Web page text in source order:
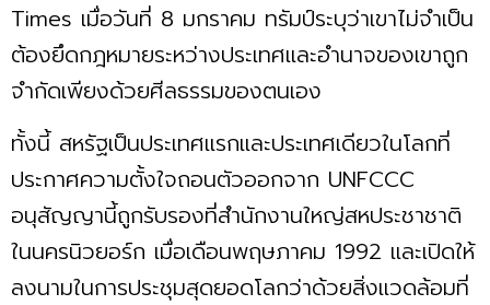
Times เมื่อวันที่ 8 มกราคม ทรัมป์ระบุว่าเขาไม่จำเป็น
ต้องยึดกฎหมายระหว่างประเทศและอำนาจของเขาถูก
จำกัดเพียงด้วยศีลธรรมของตนเอง
ทั้งนี้ สหรัฐเป็นประเทศแรกและประเทศเดียวในโลกที่
ประกาศความตั้งใจถอนตัวออกจาก UNFCCC
อนุสัญญานี้ถูกรับรองที่สำนักงานใหญ่สหประชาชาติ
ในนครนิวยอร์ก เมื่อเดือนพฤษภาคม 1992 และเปิดให้
ลงนามในการประชุมสุดยอดโลกว่าด้วยสิ่งแวดล้อมที่